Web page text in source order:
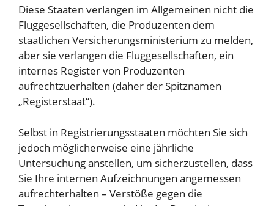
Diese Staaten verlangen im Allgemeinen nicht die
Fluggesellschaften, die Produzenten dem
staatlichen Versicherungsministerium zu melden,
aber sie verlangen die Fluggesellschaften, ein
internes Register von Produzenten
aufrechtzuerhalten (daher der Spitznamen
„Registerstaat“).
Selbst in Registrierungsstaaten möchten Sie sich
jedoch möglicherweise eine jährliche
Untersuchung anstellen, um sicherzustellen, dass
Sie Ihre internen Aufzeichnungen angemessen
aufrechterhalten – Verstöße gegen die